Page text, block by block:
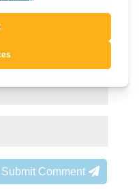
Submit Comment